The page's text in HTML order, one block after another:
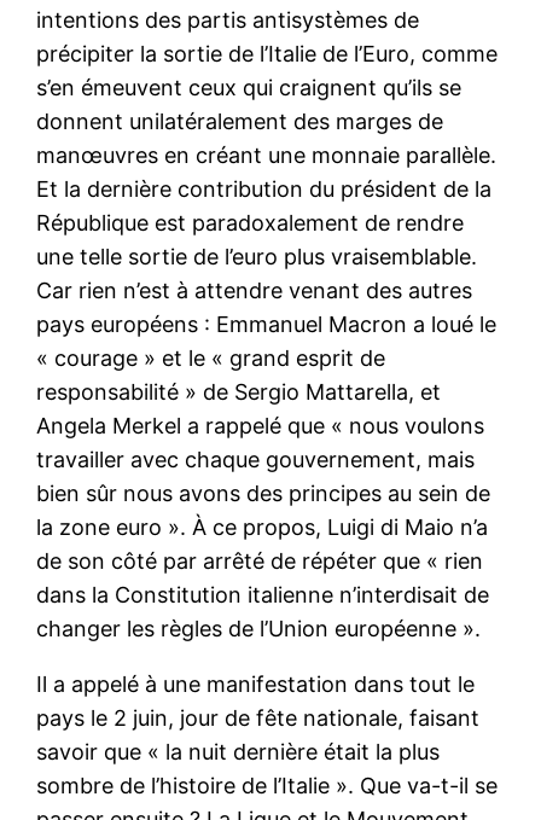
intentions des partis antisystèmes de
précipiter la sortie de l’Italie de l’Euro, comme
s’en émeuvent ceux qui craignent qu’ils se
donnent unilatéralement des marges de
manœuvres en créant une monnaie parallèle.
Et la dernière contribution du président de la
République est paradoxalement de rendre
une telle sortie de l’euro plus vraisemblable.
Car rien n’est à attendre venant des autres
pays européens : Emmanuel Macron a loué le
« courage » et le « grand esprit de
responsabilité » de Sergio Mattarella, et
Angela Merkel a rappelé que « nous voulons
travailler avec chaque gouvernement, mais
bien sûr nous avons des principes au sein de
la zone euro ». À ce propos, Luigi di Maio n’a
de son côté par arrêté de répéter que « rien
dans la Constitution italienne n’interdisait de
changer les règles de l’Union européenne ».
Il a appelé à une manifestation dans tout le
pays le 2 juin, jour de fête nationale, faisant
savoir que « la nuit dernière était la plus
sombre de l’histoire de l’Italie ». Que va-t-il se